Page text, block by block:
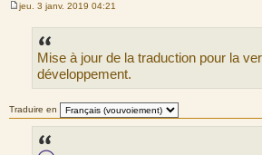
M
jeu. 3 janv. 2019 04:21
Mise à jour de la traduction pour la
développement.
Traduire en